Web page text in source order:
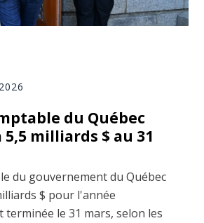
du Québec
milliards $ au 31
du gouvernement du Québec
$ pour l'année
terminée le 31 mars, selon les